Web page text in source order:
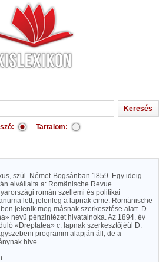
Tartalom:
szül. Német-Bogsánban 1859. Egy ideig
elvállalta a: Romänische Revue
román szellemi és politikai
lett; jelenleg a lapnak cime: Romänische
jelenik meg másnak szerkesztése alatt. D.
nevü pénzintézet hivatalnoka. Az 1894. év
«Dreptatea» c. lapnak szerkesztőjéül D.
programm alapján áll, de a
hive.